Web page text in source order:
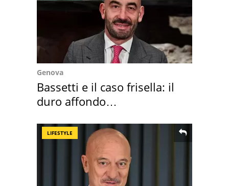
Genova
Bassetti e il caso frisella: il
duro affondo
LIFESTYLE